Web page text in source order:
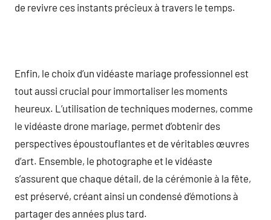
de revivre ces instants précieux à travers le temps.
Enfin, le choix d’un vidéaste mariage professionnel est
tout aussi crucial pour immortaliser les moments
heureux. L’utilisation de techniques modernes, comme
le vidéaste drone mariage, permet d’obtenir des
perspectives époustouflantes et de véritables œuvres
d’art. Ensemble, le photographe et le vidéaste
s’assurent que chaque détail, de la cérémonie à la fête,
est préservé, créant ainsi un condensé d’émotions à
partager des années plus tard.